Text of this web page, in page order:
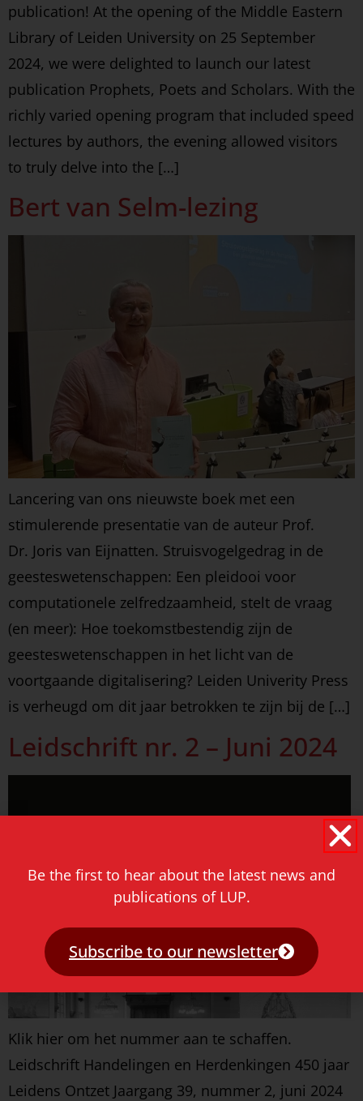
publication! At the opening of the Middle Eastern
Library of Leiden University on 25 September
2024, we were delighted to launch our latest
publication Prophets, Poets and Scholars. With the
richly varied opening program that included speed
lectures by authors, the evening allowed visitors
to truly delve into the […]
Bert van Selm-lezing
Lancering van ons nieuwste boek met een
stimulerende presentatie van de auteur Prof.
Dr. Joris van Eijnatten. Struisvogelgedrag in de
geesteswetenschappen: Een pleidooi voor
computationele zelfredzaamheid, stelt de vraag
(en meer): Hoe toekomstbestendig zijn de
geesteswetenschappen in het licht van de
voortgaande digitalisering? Leiden Univerity Press
is verheugd om dit jaar betrokken te zijn bij de […]
Leidschrift nr. 2 – Juni 2024
Klik hier om het nummer aan te schaffen.
Leidschrift Handelingen en Herdenkingen 450 jaar
Leidens Ontzet Jaargang 39, nummer 2, juni 2024
Be the first to hear about the latest news and
publications of LUP.
Subscribe to our newsletter